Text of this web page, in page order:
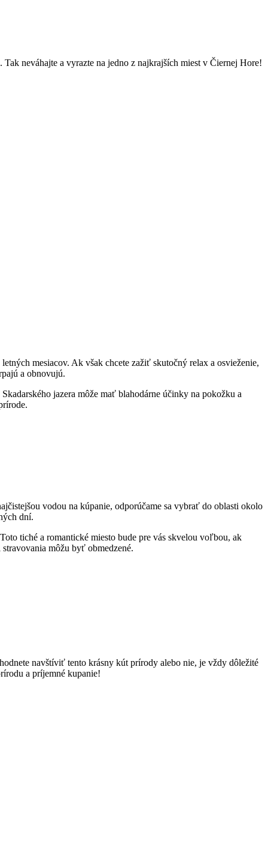
neváhajte a vyrazte na jedno z najkrajších miest v Čiernej Hore!
mesiacov. Ak však chcete zažiť skutočný relax a osvieženie,
a obnovujú.
jazera môže mať blahodárne účinky na pokožku a
vodou na kúpanie, odporúčame sa vybrať do oblasti okolo
dní.
tiché a romantické miesto bude pre vás skvelou voľbou, ak
môžu byť obmedzené.
navštíviť tento krásny kút prírody alebo nie, je vždy dôležité
a príjemné kupanie!